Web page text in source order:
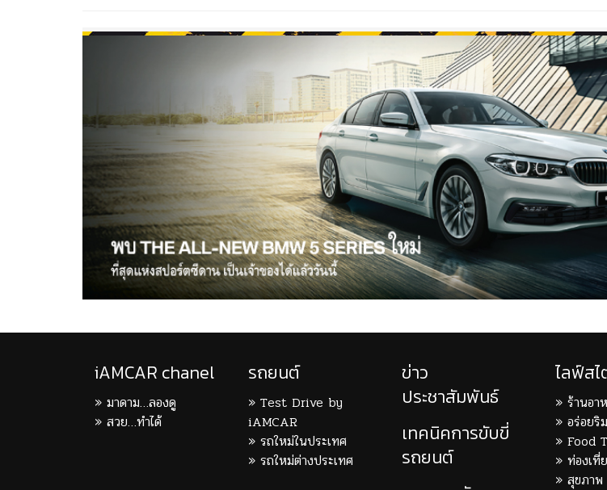
iAMCAR chanel
มาดาม…ลองดู
สวย…ทำได้
รถยนต์
Test Drive by
iAMCAR
รถใหม่ในประเทศ
รถใหม่ต่างประเทศ
ข่าว
ประชาสัมพันธ์
เทคนิคการขับขี่
รถยนต์
ไลฟ์สไ
ร้านอา
อร่อยริ
Food
ท่องเที่
สุขภาพ